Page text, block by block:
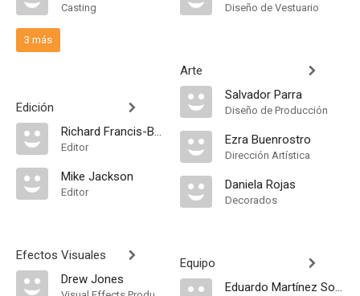
Casting
3 más
Edición
Richard Francis-Bruce
Editor
Mike Jackson
Editor
Efectos Visuales
Drew Jones
Diseño de Vestuario
Arte
Salvador Parra
Diseño de Producción
Ezra Buenrostro
Dirección Artística
Daniela Rojas
Decorados
Equipo
Eduardo Martínez Solares